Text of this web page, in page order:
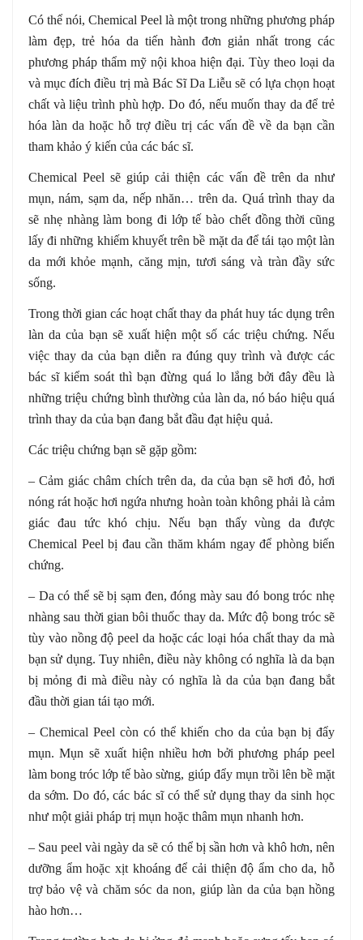
Có thể nói, Chemical Peel là một trong những phương pháp
làm đẹp, trẻ hóa da tiến hành đơn giản nhất trong các
phương pháp thẩm mỹ nội khoa hiện đại. Tùy theo loại da
và mục đích điều trị mà Bác Sĩ Da Liễu sẽ có lựa chọn hoạt
chất và liệu trình phù hợp. Do đó, nếu muốn thay da để trẻ
hóa làn da hoặc hỗ trợ điều trị các vấn đề về da bạn cần
tham khảo ý kiến của các bác sĩ.
Chemical Peel sẽ giúp cải thiện các vấn đề trên da như
mụn, nám, sạm da, nếp nhăn… trên da. Quá trình thay da
sẽ nhẹ nhàng làm bong đi lớp tế bào chết đồng thời cũng
lấy đi những khiếm khuyết trên bề mặt da để tái tạo một làn
da mới khỏe mạnh, căng mịn, tươi sáng và tràn đầy sức
sống.
Trong thời gian các hoạt chất thay da phát huy tác dụng trên
làn da của bạn sẽ xuất hiện một số các triệu chứng. Nếu
việc thay da của bạn diễn ra đúng quy trình và được các
bác sĩ kiểm soát thì bạn đừng quá lo lắng bởi đây đều là
những triệu chứng bình thường của làn da, nó báo hiệu quá
trình thay da của bạn đang bắt đầu đạt hiệu quả.
Các triệu chứng bạn sẽ gặp gồm:
– Cảm giác châm chích trên da, da của bạn sẽ hơi đỏ, hơi
nóng rát hoặc hơi ngứa nhưng hoàn toàn không phải là cảm
giác đau tức khó chịu. Nếu bạn thấy vùng da được
Chemical Peel bị đau cần thăm khám ngay để phòng biến
chứng.
– Da có thể sẽ bị sạm đen, đóng mày sau đó bong tróc nhẹ
nhàng sau thời gian bôi thuốc thay da. Mức độ bong tróc sẽ
tùy vào nồng độ peel da hoặc các loại hóa chất thay da mà
bạn sử dụng. Tuy nhiên, điều này không có nghĩa là da bạn
bị mỏng đi mà điều này có nghĩa là da của bạn đang bắt
đầu thời gian tái tạo mới.
– Chemical Peel còn có thể khiến cho da của bạn bị đẩy
mụn. Mụn sẽ xuất hiện nhiều hơn bởi phương pháp peel
làm bong tróc lớp tế bào sừng, giúp đẩy mụn trồi lên bề mặt
da sớm. Do đó, các bác sĩ có thể sử dụng thay da sinh học
như một giải pháp trị mụn hoặc thâm mụn nhanh hơn.
– Sau peel vài ngày da sẽ có thể bị sần hơn và khô hơn, nên
dưỡng ẩm hoặc xịt khoáng để cải thiện độ ẩm cho da, hỗ
trợ bảo vệ và chăm sóc da non, giúp làn da của bạn hồng
hào hơn…